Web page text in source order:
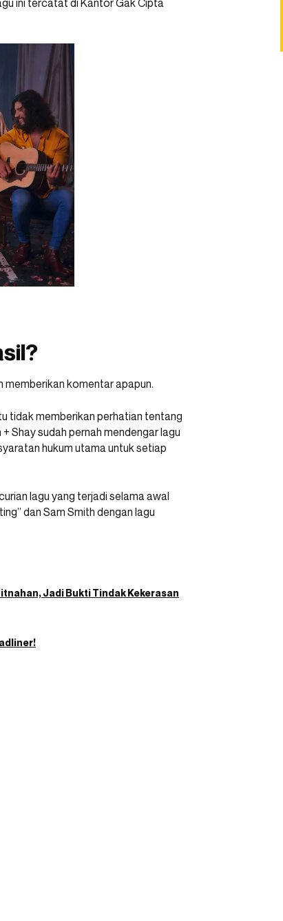
ini tercatat di Kantor Gak Cipta
memberikan komentar apapun.
tidak memberikan perhatian tentang
Shay sudah pernah mendengar lagu
hukum utama untuk setiap
lagu yang terjadi selama awal
dan Sam Smith dengan lagu
Jadi Bukti Tindak Kekerasan